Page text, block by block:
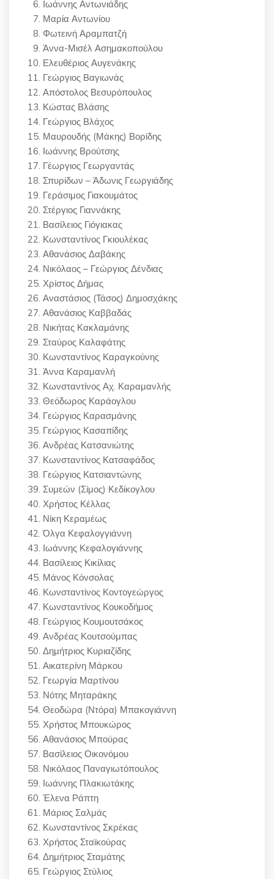
Ιωάννης Αντωνιάδης
Μαρία Αντωνίου
Φωτεινή Αραμπατζή
Άννα-Μισέλ Ασημακοπούλου
Ελευθέριος Αυγενάκης
Γεώργιος Βαγιωνάς
Απόστολος Βεσυρόπουλος
Κώστας Βλάσης
Γεώργιος Βλάχος
Μαυρουδής (Μάκης) Βορίδης
Ιωάννης Βρούτσης
Γέωργιος Γεωργαντάς
Σπυρίδων – Άδωνις Γεωργιάδης
Γεράσιμος Γιακουμάτος
Στέργιος Γιαννάκης
Βασίλειος Γιόγιακας
Κωνσταντίνος Γκιουλέκας
Αθανάσιος Δαβάκης
Νικόλαος – Γεώργιος Δένδιας
Χρίστος Δήμας
Αναστάσιος (Τάσος) Δημοσχάκης
Αθανάσιος Καββαδάς
Νικήτας Κακλαμάνης
Σταύρος Καλαφάτης
Κωνσταντίνος Καραγκούνης
Άννα Καραμανλή
Κωνσταντίνος Αχ. Καραμανλής
Θεόδωρος Καράογλου
Γεώργιος Καρασμάνης
Γεώργιος Κασαπίδης
Ανδρέας Κατσανιώτης
Κωνσταντίνος Κατσαφάδος
Γεώργιος Κατσιαντώνης
Συμεών (Σίμος) Κεδίκογλου
Χρήστος Κέλλας
Νίκη Κεραμέως
Όλγα Κεφαλογγιάννη
Ιωάννης Κεφαλογιάννης
Βασίλειος Κικίλιας
Μάνος Κόνσολας
Κωνσταντίνος Κοντογεώργος
Κωνσταντίνος Κουκοδήμος
Γεώργιος Κουμουτσάκος
Ανδρέας Κουτσούμπας
Δημήτριος Κυριαζίδης
Αικατερίνη Μάρκου
Γεωργία Μαρτίνου
Νότης Μηταράκης
Θεοδώρα (Ντόρα) Μπακογιάννη
Χρήστος Μπουκώρος
Αθανάσιος Μπούρας
Βασίλειος Οικονόμου
Νικόλαος Παναγιωτόπουλος
Ιωάννης Πλακιωτάκης
Έλενα Ράπτη
Μάριος Σαλμάς
Κωνσταντίνος Σκρέκας
Χρήστος Σταϊκούρας
Δημήτριος Σταμάτης
Γεώργιος Στύλιος